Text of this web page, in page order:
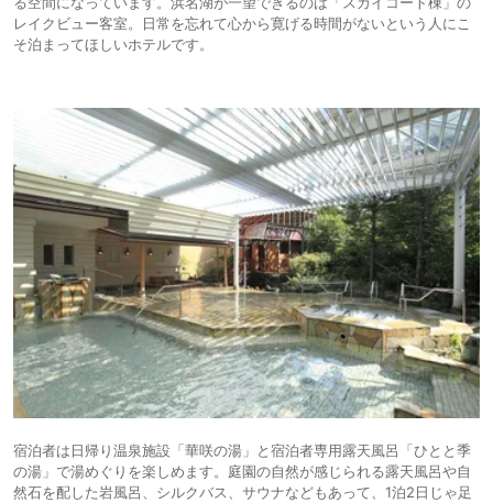
レイクビュー客室。日常を忘れて心から寛げる時間がないという人にこ
そ泊まってほしいホテルです。
宿泊者は日帰り温泉施設「華咲の湯」と宿泊者専用露天風呂「ひとと季
の湯」で湯めぐりを楽しめます。庭園の自然が感じられる露天風呂や自
然石を配した岩風呂、シルクバス、サウナなどもあって、1泊2日じゃ足